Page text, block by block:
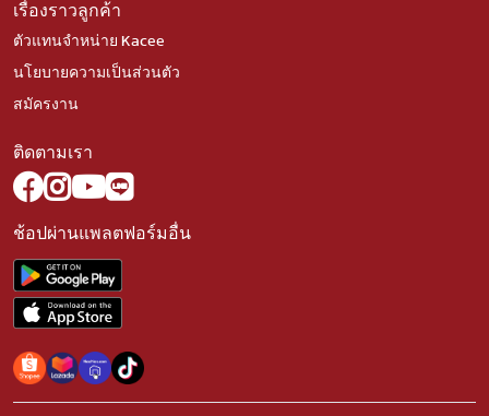
เรื่องราวลูกค้า
ตัวแทนจำหน่าย Kacee
นโยบายความเป็นส่วนตัว
สมัครงาน
ติดตามเรา
ช้อปผ่านแพลตฟอร์มอื่น